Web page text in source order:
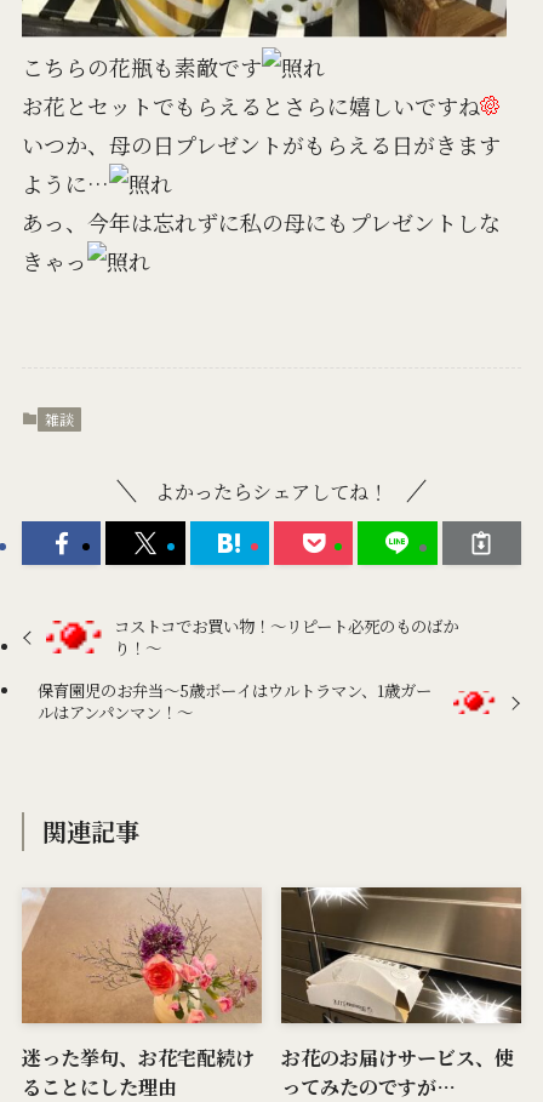
こちらの花瓶も素敵です
お花とセットでもらえるとさらに嬉しいですね
いつか、母の日プレゼントがもらえる日がきます
ように…
あっ、今年は忘れずに私の母にもプレゼントしな
きゃっ
雑談
よかったらシェアしてね！
コストコでお買い物！〜リピート必死のものばか
り！〜
保育園児のお弁当〜5歳ボーイはウルトラマン、1歳ガー
ルはアンパンマン！〜
関連記事
迷った挙句、お花宅配続け
ることにした理由
お花のお届けサービス、使
ってみたのですが…